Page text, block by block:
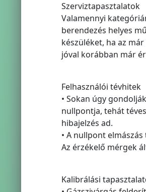
Szerviztapasztalatok
Valamennyi
berendezés helyes
készüléket, ha az
jóval korábban már
Felhasználói tévhitek
• Sokan úgy
nullpontja, tehát
hibajelzés ad.
• A nullpont
Az érzékelő mérgek
Kalibrálási